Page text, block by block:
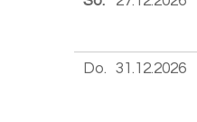
Do. 31.12.2026